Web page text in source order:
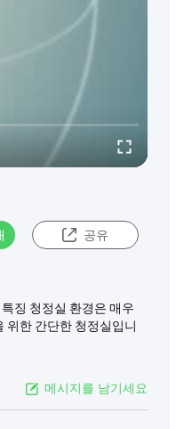
공유
징 청정실 환경은 매우
위한 간단한 청정실입니
메시지를 남기세요